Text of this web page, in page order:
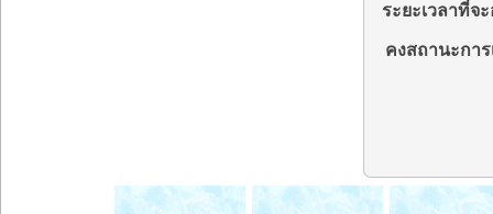
ระยะเวลาที่จ
คงสถานะกา